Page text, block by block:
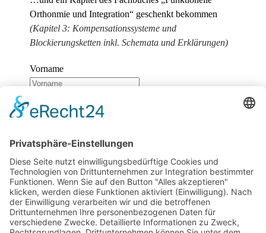
Orthonmie und Integration“ geschenkt bekommen
(Kapitel 3: Kompensationssysteme und
Blockierungsketten inkl. Schemata und Erklärungen)
Vorname
reCaptcha v3-Service zu laden!Wir verwenden
reCAPTCHA, um Ihre eingegebenen Informationen zu
überprüfen. Dieser Service kann Daten zu Ihren
Aktivitäten sammeln. Bitte lesen Sie die Details durch
undstimmen Sie der Nutzung des Service zu , um
fortzufahren.